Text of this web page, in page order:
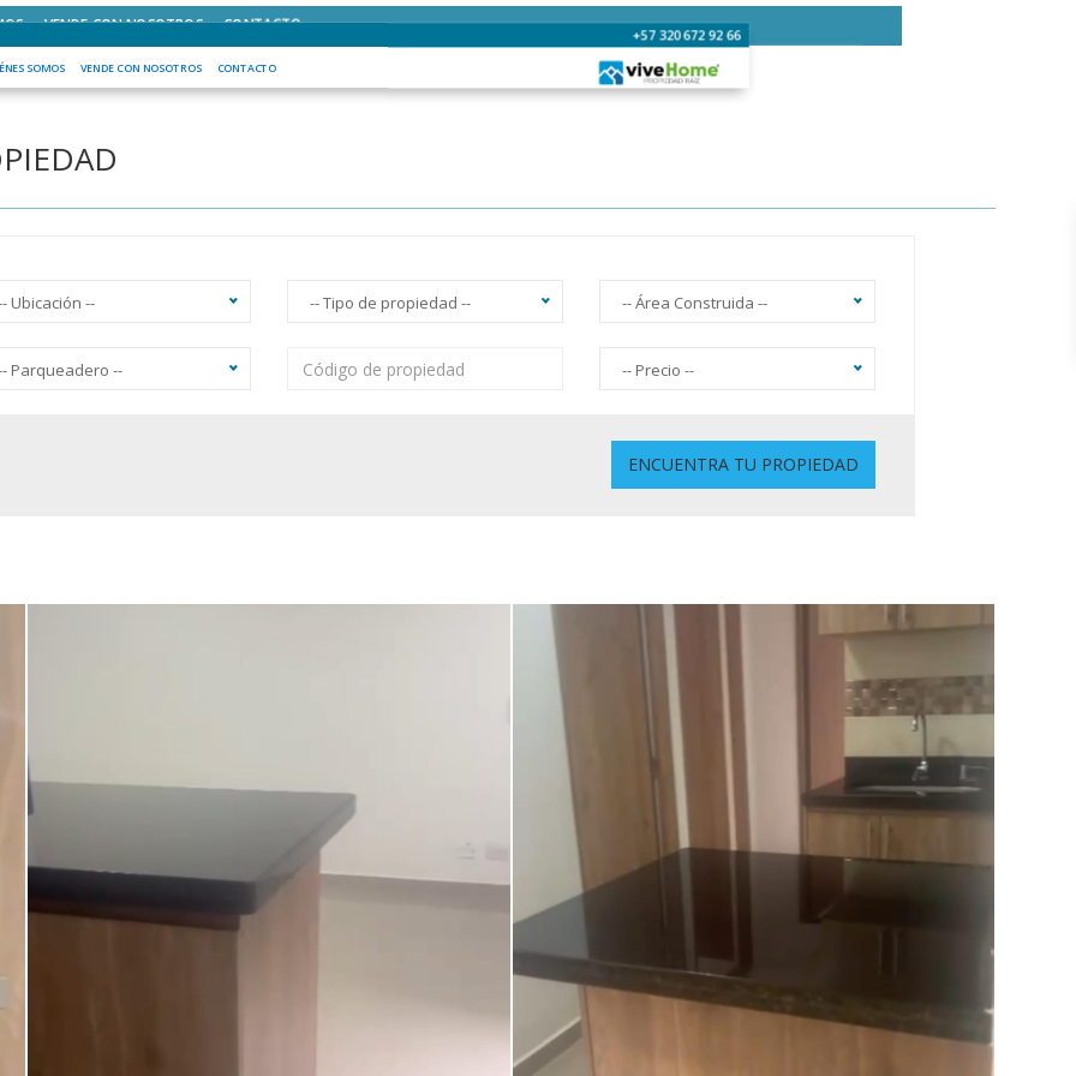
+57 320 672 92 66
SOMOS VENDE CON NOSOTROS CONTACTO
VENDE CON NOSOTROS CONTACTO
Ubicación -- -- Tipo de propiedad -- -- Área Construida --
Parqueadero -- -- Precio --
Cancha Deportiva
ENCUENTRA TU PROPIEDAD